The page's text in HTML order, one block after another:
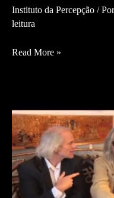
Morte
como
(2022)
Instituto da Percepção /
leitura
The
Read More »